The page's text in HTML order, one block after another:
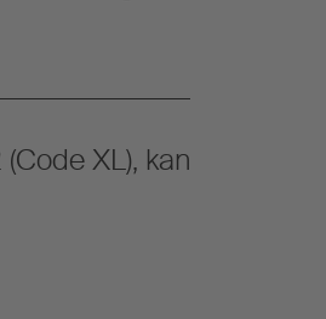
XL), kan